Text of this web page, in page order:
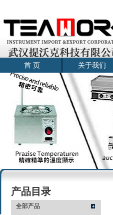
首 页 关于我们
产品目录
全部产品